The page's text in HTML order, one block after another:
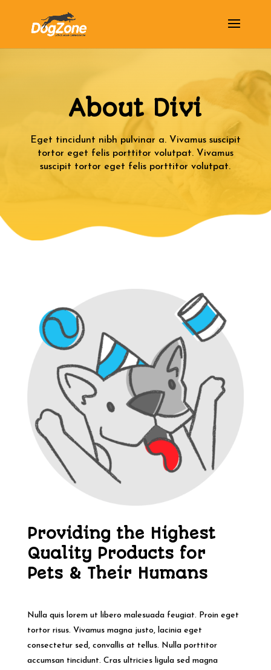
About Divi
Eget tincidunt nibh pulvinar a. Vivamus suscipit
tortor eget felis porttitor volutpat. Vivamus
suscipit tortor eget felis porttitor volutpat.
Providing the Highest
Quality Products for
Pets & Their Humans
Nulla quis lorem ut libero malesuada feugiat. Proin eget
tortor risus. Vivamus magna justo, lacinia eget
consectetur sed, convallis at tellus. Nulla porttitor
accumsan tincidunt. Cras ultricies ligula sed magna